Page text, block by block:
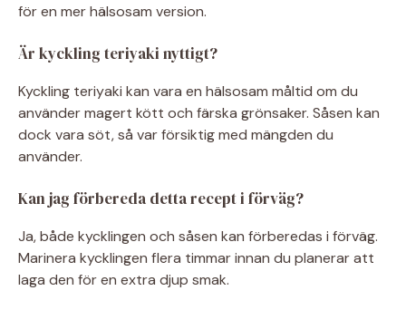
för en mer hälsosam version.
Är kyckling teriyaki nyttigt?
Kyckling teriyaki kan vara en hälsosam måltid om du
använder magert kött och färska grönsaker. Såsen kan
dock vara söt, så var försiktig med mängden du
använder.
Kan jag förbereda detta recept i förväg?
Ja, både kycklingen och såsen kan förberedas i förväg.
Marinera kycklingen flera timmar innan du planerar att
laga den för en extra djup smak.